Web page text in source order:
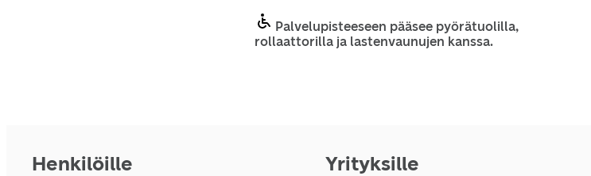
Palvelupisteeseen pääsee pyörätuolilla,
rollaattorilla ja lastenvaunujen kanssa.
Henkilöille Yrityksille